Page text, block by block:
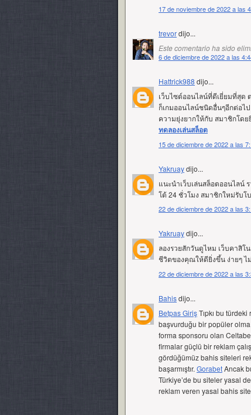
17 de noviembre de 2022 a las
trevordijo...
Este comentario ha sido
6 de diciembre de 2022 a las
Hattrick988 dijo...
เว็บไซต์ออนไลน์ที่ดีเยี่ยมที่สุด
ก็เกมออนไลน์ชนิดอื่นๆอีกต่อไ
ความยุ่งยากให้กับ สมาชิกโดย
ทดลองเล่นสล็อต
15 de diciembre de 2022 a las
Yakruaydijo...
แนะนำเว็บเล่นสล็อตออนไลน์
โต้ 24 ชั่วโมง สมาชิกใหม่รับโ
22 de diciembre de 2022 a las
Yakruaydijo...
ลองรวยสักวันดูไหม เว็บคาสิ
ชีวิตของคุณให้ดียิ่งขึ้น ง่ายๆ ไ
22 de diciembre de 2022 a las
Bahisdijo...
Betpas GirişTıpkı bu
başvurduğu bir popüler olma
forma sponsoru olan
firmalar güçlü bir reklam
gördüğümüz bahis siteleri
başarmıştır. GorabetAncak
Türkiye’de bu siteler yasal
reklam veren yasal bahis